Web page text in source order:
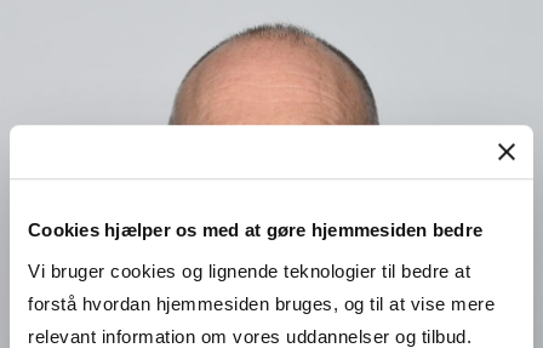
Cookies hjælper os med at gøre hjemmesiden bedre
Vi bruger cookies og lignende teknologier til bedre at
forstå hvordan hjemmesiden bruges, og til at vise mere
relevant information om vores uddannelser og tilbud.